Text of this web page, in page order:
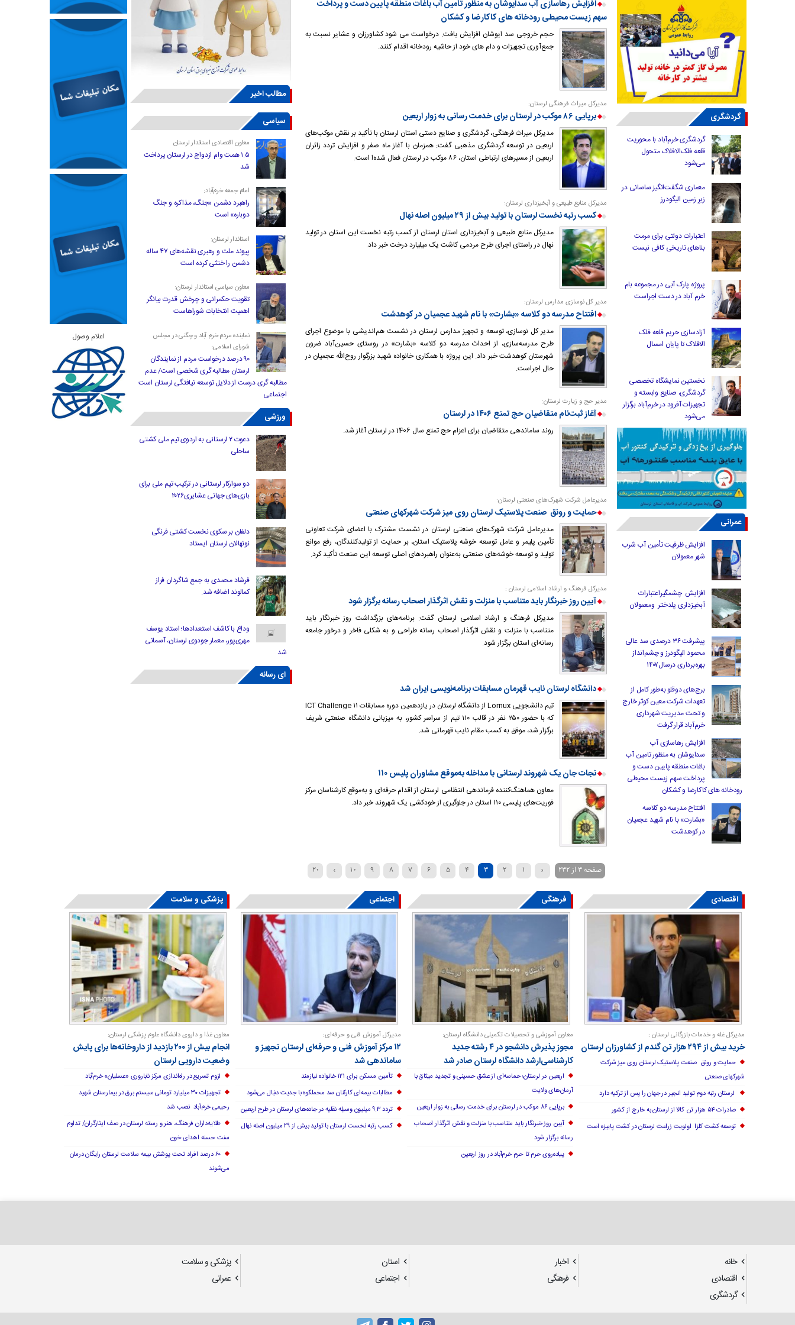
افزایش رهاسازی آب سدایوشان به منظور تامین آب باغات منطقه پایین دست و پرداخت
سهم زیست محیطی رودخانه های کاکارضا و کشکان
حجم خروجی سد ایوشان افزایش یافت. درخواست می شود کشاورزان و عشایر نسبت به
جمع‌آوری تجهیزات و دام های خود از حاشیه رودخانه اقدام کنند.
مدیرکل میراث فرهنگی لرستان:
برپایی ۸۶ موکب در لرستان برای خدمت رسانی به زوار اربعین
مدیرکل میراث فرهنگی، گردشگری و صنایع دستی استان لرستان با تأکید بر نقش موکب‌های
اربعین در توسعه گردشگری مذهبی گفت: همزمان با آغاز ماه صفر و افزایش تردد زائران
اربعین از مسیرهای ارتباطی استان، ۸۶ موکب در لرستان فعال شده‌ا است.
مدیرکل منابع طبیعی و آبخیزداری لرستان:
کسب رتبه نخست لرستان با تولید بیش از ۲۹ میلیون اصله نهال
مدیرکل منابع طبیعی و آبخیزداری استان لرستان از کسب رتبه نخست این استان در تولید
نهال در راستای اجرای طرح مردمی کاشت یک میلیارد درخت خبر داد.
مدیر کل نوسازی مدارس لرستان:
افتتاح مدرسه دو کلاسه «بشارت» با نام شهید عجمیان در کوهدشت
مدیر کل نوسازی، توسعه و تجهیز مدارس لرستان در نشست هم‌اندیشی با موضوع اجرای
طرح مدرسه‌سازی، از احداث مدرسه دو کلاسه «بشارت» در روستای حسین‌آباد ضرون
شهرستان کوهدشت خبر داد. این پروژه با همکاری خانواده شهید بزرگوار روح‌الله عجمیان در
حال اجراست.
مدیر حج و زیارت لرستان:
آغاز ثبت‌نام متقاضیان حج تمتع ۱۴۰۶ در لرستان
روند ساماندهی متقاضیان برای اعزام حج تمتع سال 1406 در لرستان آغاز شد.
مدیرعامل شرکت شهرک‌های صنعتی لرستان:
حمایت و رونق صنعت پلاستیک لرستان روی میز شرکت شهرکهای صنعتی
مدیرعامل شرکت شهرک‌های صنعتی لرستان در نشست مشترک با اعضای شرکت تعاونی
تأمین پلیمر و عامل توسعه خوشه پلاستیک استان، بر حمایت از تولیدکنندگان، رفع موانع
تولید و توسعه خوشه‌های صنعتی به‌عنوان راهبردهای اصلی توسعه این صنعت تأکید کرد.
مدیرکل فرهنگ و ارشاد اسلامی لرستان :
آیین روز خبرنگار باید متناسب با منزلت و نقش اثرگذار اصحاب رسانه برگزار شود
مدیرکل فرهنگ و ارشاد اسلامی لرستان گفت: برنامه‌های بزرگداشت روز خبرنگار باید
متناسب با منزلت و نقش اثرگذار اصحاب رسانه طراحی و به شکلی فاخر و درخور جامعه
رسانه‌ای استان برگزار شود.
دانشگاه لرستان نایب قهرمان مسابقات برنامه‌نویسی ایران شد
تیم دانشجویی Lornux از دانشگاه لرستان در یازدهمین دوره مسابقات ICT Challenge ۱۱
که با حضور ۲۵۰ نفر در قالب ۱۱۰ تیم از سراسر کشور، به میزبانی دانشگاه صنعتی شریف
برگزار شد، موفق به کسب مقام نایب‌ قهرمانی شد.
نجات جان یک شهروند لرستانی با مداخله به‌موقع مشاوران پلیس ۱۱۰
معاون هماهنگ‌کننده فرماندهی انتظامی لرستان از اقدام حرفه‌ای و به‌موقع کارشناسان مرکز
فوریت‌های پلیسی ۱۱۰ استان در جلوگیری از خودکشی یک شهروند خبر داد.
صفحه ۳ از ۲۳۲ ‹ ۱ ۲ ۳ ۴ ۵ ۶ ۷ ۸ ۹ ۱۰ ›
۲۰
۳۰
۴۰ ...
»
گردشگری
گردشگری خرم‌آباد با محوریت
قلعه فلک‌الافلاک متحول
می‌شود
معماری شگفت‌انگیز ساسانی در
زیرِ زمین الیگودرز
اعتبارات دولتی برای مرمت
بناهای تاریخی کافی نیست
پروژه پارک آبی در مجموعه بام
خرم آباد در دست اجراست
آزادسازی حریم قلعه فلک
الافلاک تا پایان امسال
نخستین نمایشگاه تخصصی
گردشگری، صنایع وابسته و
تجهیزات آفرود در خرم‌آباد برگزار
می‌شود
عمرانی
افزایش ظرفیت تأمین آب شرب
شهر معمولان
افزایش چشمگیراعتبارات
آبخیزداری پلدختر ومعمولان
پیشرفت ۳۶ درصدی سد عالی
محمود الیگودرز و چشم‌انداز
بهره‌برداری درسال۱۴۰۷
برج‌های دوقلو به‌طور کامل از
تعهدات شرکت معین کوثر خارج
و تحت مدیریت شهرداری
خرم‌آباد قرار گرفت
افزایش رهاسازی آب
سدایوشان به منظور تامین آب
باغات منطقه پایین دست و
پرداخت سهم زیست محیطی
رودخانه های کاکارضا و کشکان
افتتاح مدرسه دو کلاسه
«بشارت» با نام شهید عجمیان
در کوهدشت
مطالب اخیر
سیاسی
معاون اقتصادی استاندار لرستان
۱.۵ همت وام ازدواج در لرستان پرداخت
شد
امام جمعه خرم‌آباد:
راهبرد دشمن «جنگ، مذاکره و جنگ
دوباره» است
استاندار لرستان:
پیوند ملت و رهبری نقشه‌های ۴۷ ساله
دشمن را خنثی کرده است
معاون سیاسی استاندار لرستان:
تقویت حکمرانی و چرخش قدرت بیانگر
اهمیت انتخابات شوراهاست
نماینده مردم خرم آباد و چگنی در مجلس
شورای اسلامی؛
۹۰ درصد درخواست مردم از نمایندگان
لرستان مطالبه گری شخصی است/ عدم
مطالبه گری درست از دلایل توسعه نیافتگی لرستان است
اجتماعی
ورزشی
دعوت ۲ لرستانی به اردوی تیم ملی کشتی
ساحلی
دو سوارکار لرستانی در ترکیب تیم ملی برای
بازی‌های جهانی عشایری۲۰۲۶
دلفان بر سکوی نخست کشتی فرنگی
نونهالان لرستان ایستاد
فرشاد محمدی به جمع شاگردان فراز
کمالوند اضافه شد.
وداع با کاشف استعدادها؛ استاد یوسف
مهری‌پور، معمار جودوی لرستان، آسمانی
شد
ای رسانه
اعلام وصول
اقتصادی
مدیرکل غله و خدمات بازرگانی لرستان :
خرید بیش از ۲۹۴ هزار تن گندم از کشاورزان لرستان
حمایت و رونق صنعت پلاستیک لرستان روی میز شرکت
شهرکهای صنعتی
لرستان رتبه دوم تولید انجیر در جهان را پس از ترکیه دارد
صادرات ۵۴ هزار تن کالا از لرستان به خارج از کشور
توسعه کشت کلزا اولویت زراعت لرستان در کشت پاییزه است
فرهنگی
معاون آموزشی و تحصیلات تکمیلی دانشگاه لرستان:
مجوز پذیرش دانشجو در ۴ رشته جدید
کارشناسی‌ارشد دانشگاه لرستان صادر شد
اربعین در لرستان؛ حماسه‌ای از عشق حسینی و تجدید میثاق با
آرمان‌های ولایت
برپایی ۸۶ موکب در لرستان برای خدمت رسانی به زوار اربعین
آیین روز خبرنگار باید متناسب با منزلت و نقش اثرگذار اصحاب
رسانه برگزار شود
پیاده‌روی حرم تا حرم خرم‌آباد در روز اربعین
اجتماعی
مدیرکل آموزش فنی و حرفه‌ای:
۱۲ مرکز آموزش فنی و حرفه‌ای لرستان تجهیز و
ساماندهی شد
تأمین مسکن برای ۱۲۱ خانواده نیازمند
مطالبات بیمه‌ای کارکنان سد مخملکوه با جدیت دنبال می‌شود
تردد ۹.۳ میلیون وسیله نقلیه در جاده‌های لرستان در طرح اربعین
کسب رتبه نخست لرستان با تولید بیش از ۲۹ میلیون اصله نهال
پزشکی و سلامت
معاون غذا و داروی دانشگاه علوم پزشکی لرستان:
انجام بیش از ۲۰۰ بازدید از داروخانه‌ها برای پایش
وضعیت دارویی لرستان
لزوم تسریع در راه‌اندازی مرکز ناباروری «عسلیان» خرم‌آباد
تجهیزات ۳۰ میلیارد تومانی سیستم برق در بیمارستان شهید
رحیمی خرم‌آباد نصب شد
طلایه‌داران فرهنگ، هنر و رسانه لرستان در صف ایثارگران/ تداوم
سنت حسنه اهدای خون
۶۰ درصد افراد تحت پوشش بیمه سلامت لرستان رایگان درمان
می‌شوند
خانه اخبار استان
پزشکی و سلامت
اقتصادی
فرهنگی اجتماعی
عمرانی
گردشگری